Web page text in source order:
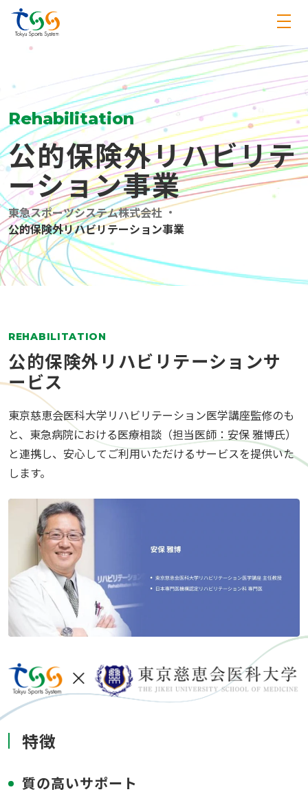
東急スポーツシステム株式会社
公的保険外リハビリテーション事業
Rehabilitation
公的保険外リハビリテ
ーション事業
REHABILITATION
公的保険外リハビリテーションサ
ービス
東京慈恵会医科大学リハビリテーション医学講座監修のも
と、東急病院における医療相談（担当医師：安保 雅博氏）
と連携し、安心してご利用いただけるサービスを提供いた
します。
特徴
質の高いサポート